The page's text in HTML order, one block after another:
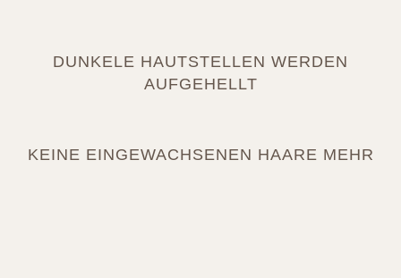
DUNKELE HAUTSTELLEN WERDEN
AUFGEHELLT
KEINE EINGEWACHSENEN HAARE MEHR